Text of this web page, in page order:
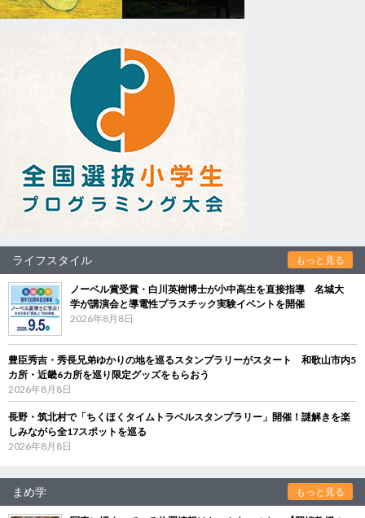
ライフスタイル もっと見る
ノーベル賞受賞・白川英樹博士が小中高生を直接指導 名城大
学が講演会と導電性プラスチック実験イベントを開催
2026年8月8日
豊臣秀吉・秀長兄弟ゆかりの地を巡るスタンプラリーがスタート 和歌山市内5
カ所・近畿6カ所を巡り限定グッズをもらおう
2026年8月8日
長野・筑北村で「ちくほくタイムトラベルスタンプラリー」開催！謎解きを楽
しみながら全17スポットを巡る
2026年8月8日
まめ学 もっと見る